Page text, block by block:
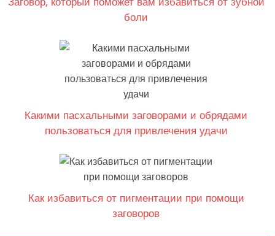
боли
Какими пасхальными заговорами и обрядами
пользоваться для привлечения удачи
Как избавиться от пигментации при помощи
заговоров